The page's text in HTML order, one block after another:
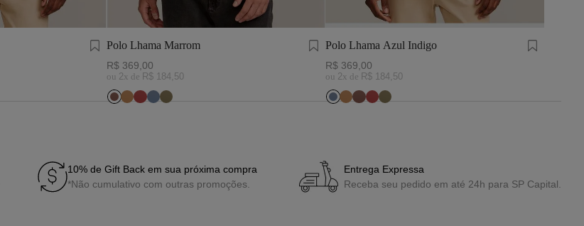
Polo Lhama Marrom
R$ 369 00
ou 2x de R$ 184, 50
Polo Lhama Azul Indigo
R$ 369 00
ou 2x de R$ 184, 50
10% de Gift Back em sua próxima compra
*Não cumulativo com outras promoções.
Entrega Expressa
Receba seu pedido em até 24h para SP Capital.